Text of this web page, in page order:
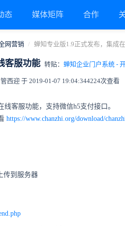
态 媒体矩阵 合作
网营销 蝉知专业版1.9正式发布，集成
客服功能 转贴： 蝉知企业门户系统 -
西迎 于 2019-01-07 19:04:344224次查看
客服功能，支持微信h5支付接口。
https://www.chanzhi.org/download/
传到服务器